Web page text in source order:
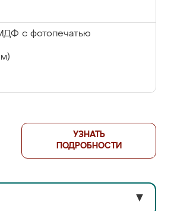
с фотопечатью
УЗНАТЬ
ПОДРОБНОСТИ
▼